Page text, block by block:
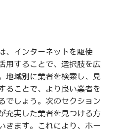
、インターネットを駆使
用することで、選択肢を広
地域別に業者を検索し、見
ることで、より良い業者を
でしょう。次のセクション
充実した業者を見つける方
きます。これにより、ホー